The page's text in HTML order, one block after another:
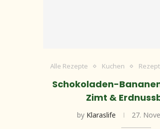
Alle Rezepte Kuchen
Schokoladen-
Zimt &
by Klaraslife 27.